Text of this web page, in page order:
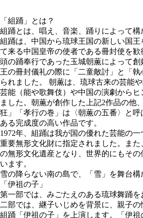
「組踊」とは？
組踊とは、唱え、音楽、踊りによって構
組踊は、中国から琉球王国の新しい国
て来る中国皇帝の使者である冊封使を歓
頭の踊奉行であった玉城朝薫によって創
王の冊封儀礼の際に「二童敵討」と「
られました。 朝薫は、琉球古来の芸能
芸能（能や歌舞伎）や中国の演劇からヒ
ました。朝薫が創作した上記2作品の他
狂」「孝行の巻」は〈朝薫の五番〉と
ある完成度の高い作品です。
1972年、組踊は我が国の優れた芸能の
重要無形文化財に指定されました。また
の無形文化遺産となり、世界的にもそ
います。
雪の降らない南の島で、「雪」を舞台構
「伊祖の子」
第一部では、みごたえのある琉球舞踊
二部では、継子いじめを背景に、親子
組踊「伊祖の子」を上演します。「伊